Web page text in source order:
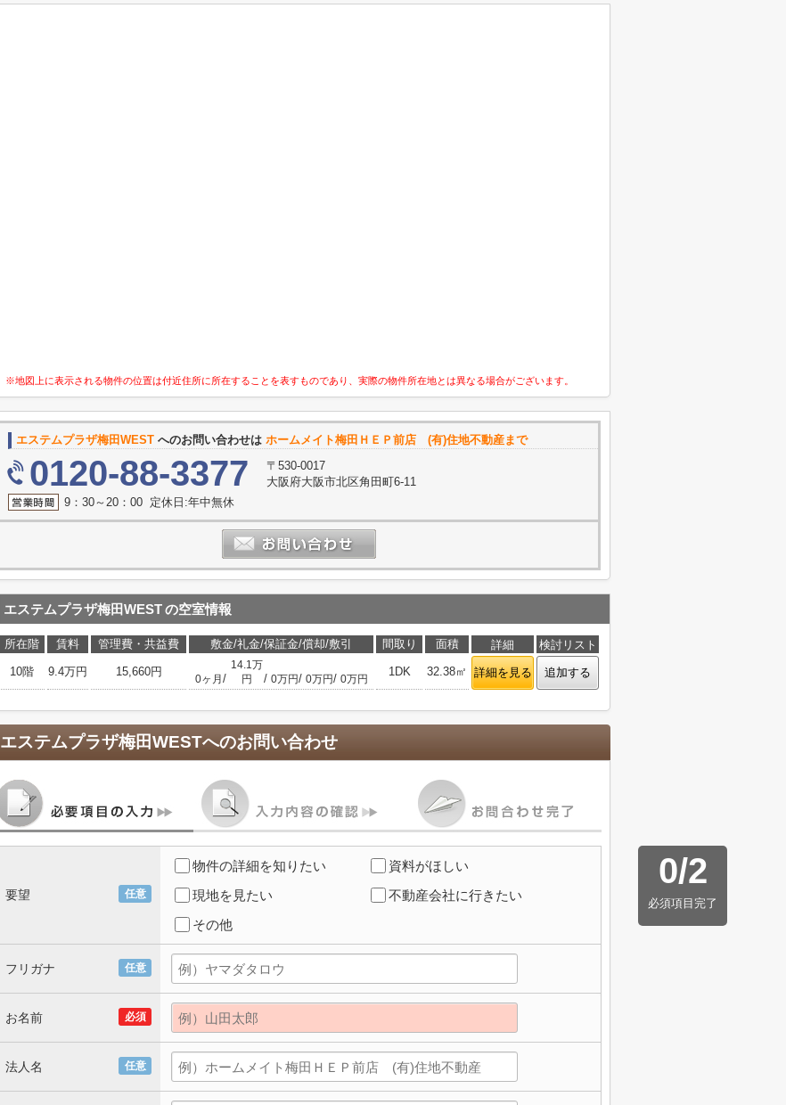
※地図上に表示される物件の位置は付近住所に所在することを表すものであり、実際の物件所在地とは異なる場合がございます。
エステムプラザ梅田WEST へのお問い合わせは ホームメイト梅田ＨＥＰ前店 (有)住地不動産まで
0120-88-3377
〒530-0017
大阪府大阪市北区角田町6-11
9：30～20：00 定休日:年中無休
エステムプラザ梅田WESTの空室情報
所在階 賃料 管理費・共益費 敷金/礼金/保証金/償却/敷引 間取り 面積 詳細
検討リスト
10階
9.4万円 15,660円
0ヶ月 /
14.1万
円
/ 0万円/ 0万円/ 0万円
1DK 32.38㎡ 詳細を見る 追加する
エステムプラザ梅田WESTへのお問い合わせ
0/2
必須項目完了
任意
要望
物件の詳細を知りたい
資料がほしい
現地を見たい
不動産会社に行きたい
その他
任意
フリガナ
必須
お名前
任意
法人名